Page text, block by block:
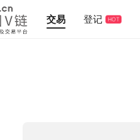
交易 登记 HOT